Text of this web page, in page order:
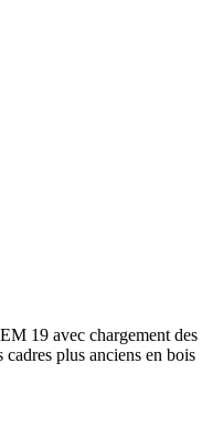
19 avec chargement des
plus anciens en bois